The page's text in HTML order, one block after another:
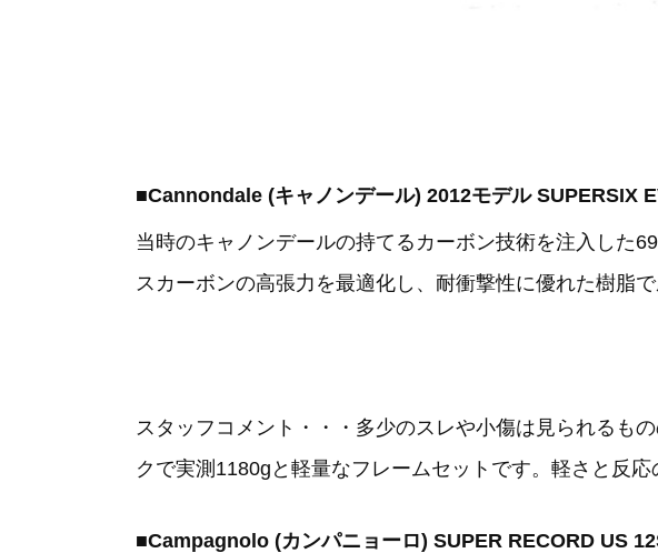
■Cannondale (キャノンデール) 2012モデル SUPERSIX
当時のキャノンデールの持てるカーボン技術を注入した
スカーボンの高張力を最適化し、耐衝撃性に優れた樹脂
スタッフコメント・・・多少のスレや小傷は見られるも
クで実測1180gと軽量なフレームセットです。軽さと反
■Campagnolo (カンパニョーロ) SUPER RECORD US